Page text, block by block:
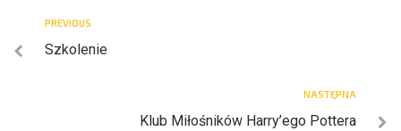
PREVIOUS
Szkolenie
NASTĘPNA
Klub Miłośników Harry’ego Pottera